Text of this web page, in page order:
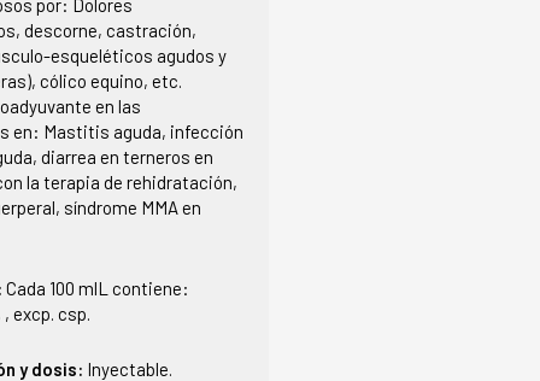
descorne, castración,
esqueléticos agudos y
cólico equino, etc.
en las
en: Mastitis aguda, infección
diarrea en terneros en
la terapia de rehidratación,
síndrome MMA en
Cada 100 mlL contiene:
excp. csp.
y dosis: Inyectable.